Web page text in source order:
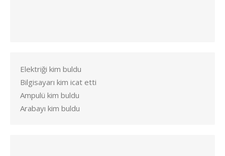
Elektriği kim buldu
Bilgisayarı kim icat etti
Ampulü kim buldu
Arabayı kim buldu